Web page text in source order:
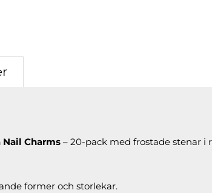
Nail Charms – 20-pack med frostade stenar i
former och storlekar.